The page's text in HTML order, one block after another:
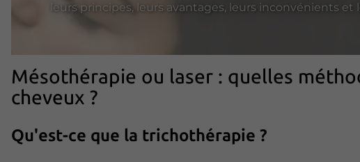
leurs principes, leurs avantages, leurs inconvénients et
Mésothérapie ou laser : quelles
cheveux ?
Qu'est-ce que la trichothérapie ?